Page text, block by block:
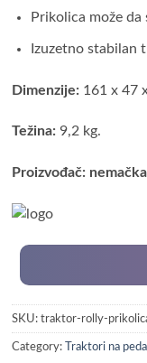
Prikolica može da
Izuzetno stabilan
Dimenzije: 161 x 47
Težina: 9,2 kg.
Proizvođač:
SKU:traktor-rolly-
Category: Traktori na